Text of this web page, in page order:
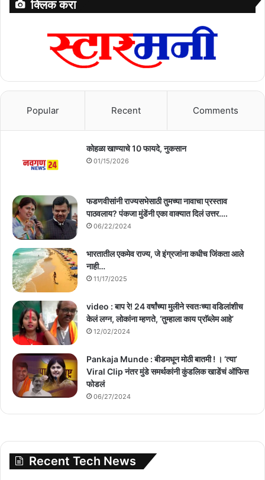
क्लिक करा
Popular Recent Comments
कोहळा खाण्याचे 10 फायदे, नुकसान
01/15/2026
फडणवीसांनी राज्यसभेसाठी तुमच्या नावाचा प्रस्ताव
पाठवलाय? पंकजा मुंडेंनी एका वाक्यात दिलं उत्तर….
06/22/2024
भारतातील एकमेव राज्य, जे इंग्रजांना कधीच जिंकता आले
नाही…
11/17/2025
video : बाप रे! 24 वर्षांच्या मुलीने स्वतःच्या वडिलांशीच
केलं लग्न, लोकांना म्हणते, ‘तुम्हाला काय प्राॅब्लेम आहे’
12/02/2024
Pankaja Munde : बीडमधून मोठी बातमी ! । ‘त्या’
Viral Clip नंतर मुंडे समर्थकांनी कुंडलिक खाडेंचं ऑफिस
फोडलं
06/27/2024
Recent Tech News